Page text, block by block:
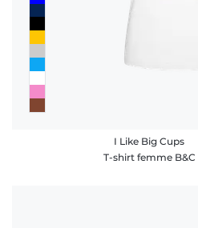
I Like Big Cups
T-shirt femme B&C